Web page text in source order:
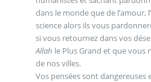
dans le monde que de l’amour,
science alors ils vous
si vous retournez dans vos
Allah le Plus Grand et que vous
de nos villes.
Vos pensées sont dangereuses